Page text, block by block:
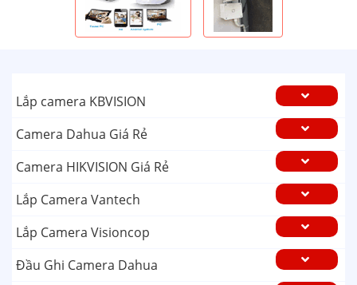
Lắp camera KBVISION
Camera Dahua Giá Rẻ
Camera HIKVISION Giá Rẻ
Lắp Camera Vantech
Lắp Camera Visioncop
Đầu Ghi Camera Dahua